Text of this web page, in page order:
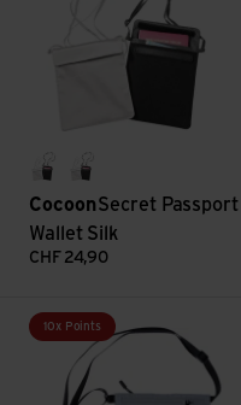
blacksand grey
CocoonSecret Passport
Wallet Silk
CHF 24,90
10x Points
Voir Travel Neck Wallet Light